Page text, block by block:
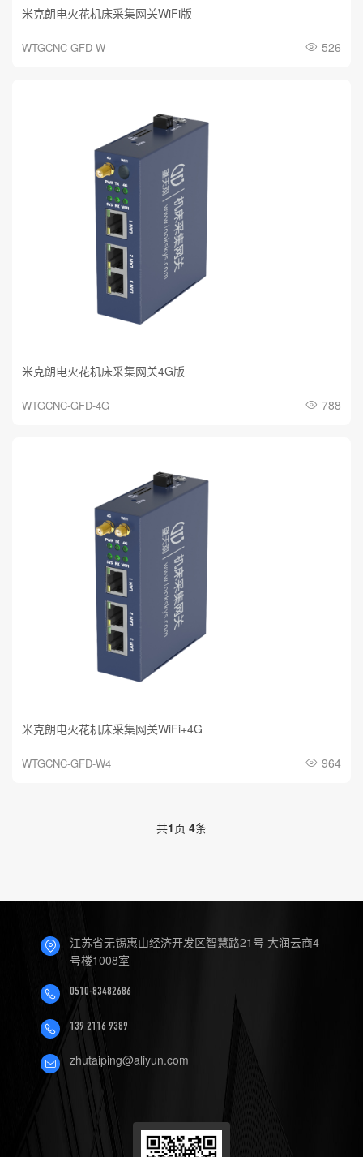
米克朗电火花机床采集网关WiFi版
WTGCNC-GFD-W 526
米克朗电火花机床采集网关4G版
WTGCNC-GFD-4G 788
米克朗电火花机床采集网关WiFi+4G
WTGCNC-GFD-W4 964
共1页 4条
江苏省无锡惠山经济开发区智慧路21号 大润云商4
号楼1008室
0510-83482686
139 2116 9389
zhutaiping@aliyun.com